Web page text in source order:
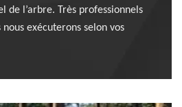
de l’arbre. Très professionnels
exécuterons selon vos